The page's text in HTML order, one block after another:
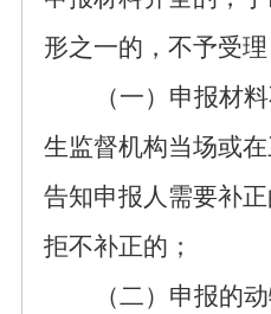
形之一的，不予受理
（一）申报材
生监督机构当场或
告知申报人需要补
拒不补正的；
（二）申报的